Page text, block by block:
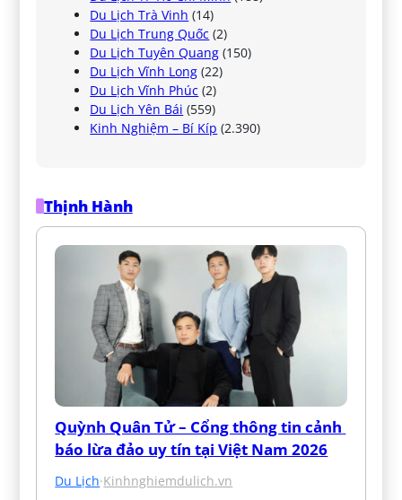
Du Lịch Trà Vinh (14)
Du Lịch Trung Quốc (2)
Du Lịch Tuyên Quang (150)
Du Lịch Vĩnh Long (22)
Du Lịch Vĩnh Phúc (2)
Du Lịch Yên Bái (559)
Kinh Nghiệm – Bí Kíp (2.390)
Thịnh Hành
Quỳnh Quân Tử – Cổng thông tin cảnh
báo lừa đảo uy tín tại Việt Nam 2026
Du Lịch·Kinhnghiemdulich.vn